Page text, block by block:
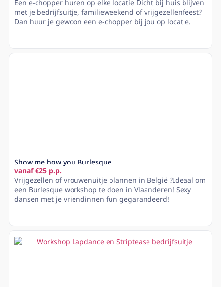
Een e-chopper huren op elke locatie Dicht bij huis blijven
met je bedrijfsuitje, familieweekend of vrijgezellenfeest?
Dan huur je gewoon een e-chopper bij jou op locatie.
Show me how you Burlesque
vanaf €25 p.p.
Vrijgezellen of vrouwenuitje plannen in België ?Ideaal om
een Burlesque workshop te doen in Vlaanderen! Sexy
dansen met je vriendinnen fun gegarandeerd!